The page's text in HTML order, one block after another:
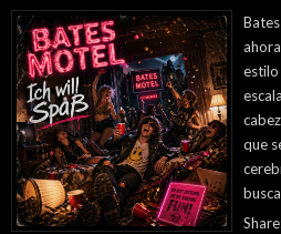
estilo
que